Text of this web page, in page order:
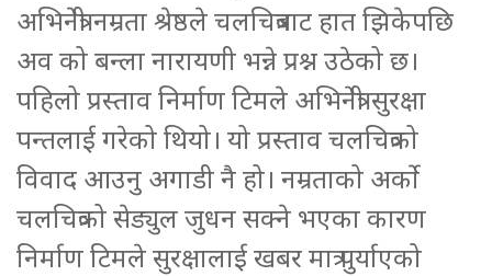
अभिनेत्री नम्रता श्रेष्ठले चलचित्रबाट हात झिकेपछि
अव को बन्ला नारायणी भन्ने प्रश्न उठेको छ।
पहिलो प्रस्ताव निर्माण टिमले अभिनेत्री सुरक्षा
पन्तलाई गरेको थियो। यो प्रस्ताव चलचित्रको
विवाद आउनु अगाडी नै हो। नम्रताको अर्को
चलचित्रको सेड्युल जुधन सक्ने भएका कारण
निर्माण टिमले सुरक्षालाई खबर मात्र पुर्याएको